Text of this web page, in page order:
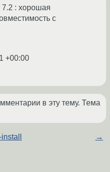
7.2 : хорошая
с
+00:00
в эту тему. Тема
→